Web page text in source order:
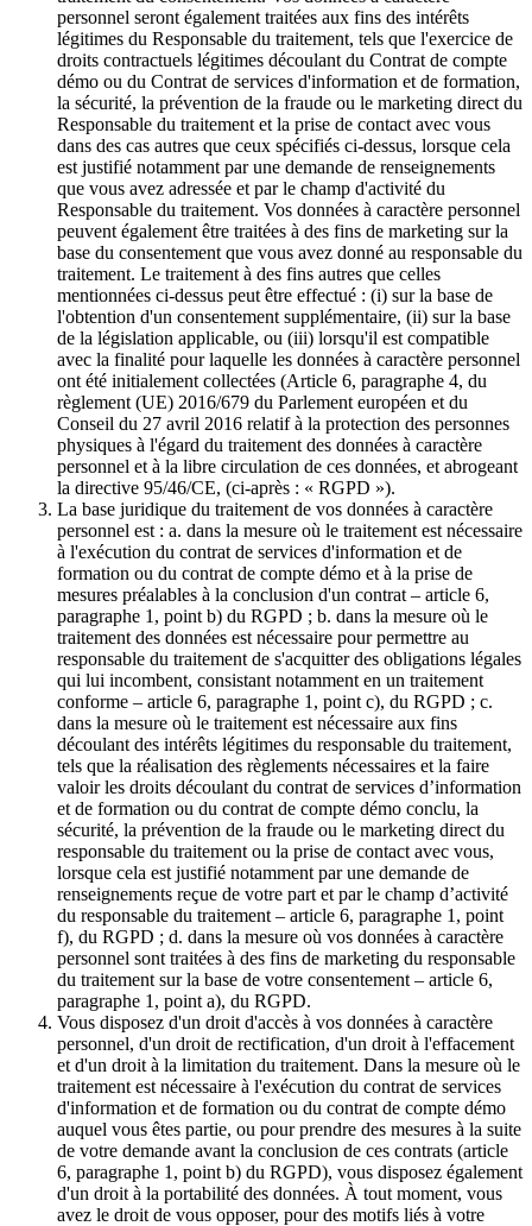
personnel seront également traitées aux fins des intérêts
légitimes du Responsable du traitement, tels que l'exercice de
droits contractuels légitimes découlant du Contrat de compte
démo ou du Contrat de services d'information et de formation,
la sécurité, la prévention de la fraude ou le marketing direct du
Responsable du traitement et la prise de contact avec vous
dans des cas autres que ceux spécifiés ci-dessus, lorsque cela
est justifié notamment par une demande de renseignements
que vous avez adressée et par le champ d'activité du
Responsable du traitement. Vos données à caractère personnel
peuvent également être traitées à des fins de marketing sur la
base du consentement que vous avez donné au responsable du
traitement. Le traitement à des fins autres que celles
mentionnées ci-dessus peut être effectué : (i) sur la base de
l'obtention d'un consentement supplémentaire, (ii) sur la base
de la législation applicable, ou (iii) lorsqu'il est compatible
avec la finalité pour laquelle les données à caractère personnel
ont été initialement collectées (Article 6, paragraphe 4, du
règlement (UE) 2016/679 du Parlement européen et du
Conseil du 27 avril 2016 relatif à la protection des personnes
physiques à l'égard du traitement des données à caractère
personnel et à la libre circulation de ces données, et abrogeant
la directive 95/46/CE, (ci-après : « RGPD »).
La base juridique du traitement de vos données à caractère
personnel est : a. dans la mesure où le traitement est nécessaire
à l'exécution du contrat de services d'information et de
formation ou du contrat de compte démo et à la prise de
mesures préalables à la conclusion d'un contrat – article 6,
paragraphe 1, point b) du RGPD ; b. dans la mesure où le
traitement des données est nécessaire pour permettre au
responsable du traitement de s'acquitter des obligations légales
qui lui incombent, consistant notamment en un traitement
conforme – article 6, paragraphe 1, point c), du RGPD ; c.
dans la mesure où le traitement est nécessaire aux fins
découlant des intérêts légitimes du responsable du traitement,
tels que la réalisation des règlements nécessaires et la faire
valoir les droits découlant du contrat de services d’information
et de formation ou du contrat de compte démo conclu, la
sécurité, la prévention de la fraude ou le marketing direct du
responsable du traitement ou la prise de contact avec vous,
lorsque cela est justifié notamment par une demande de
renseignements reçue de votre part et par le champ d’activité
du responsable du traitement – article 6, paragraphe 1, point
f), du RGPD ; d. dans la mesure où vos données à caractère
personnel sont traitées à des fins de marketing du responsable
du traitement sur la base de votre consentement – article 6,
paragraphe 1, point a), du RGPD.
Vous disposez d'un droit d'accès à vos données à caractère
personnel, d'un droit de rectification, d'un droit à l'effacement
et d'un droit à la limitation du traitement. Dans la mesure où le
traitement est nécessaire à l'exécution du contrat de services
d'information et de formation ou du contrat de compte démo
auquel vous êtes partie, ou pour prendre des mesures à la suite
de votre demande avant la conclusion de ces contrats (article
6, paragraphe 1, point b) du RGPD), vous disposez également
d'un droit à la portabilité des données. À tout moment, vous
avez le droit de vous opposer, pour des motifs liés à votre